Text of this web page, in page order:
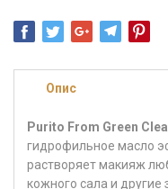
Опис
Purito From Green
гидрофильное масло
растворяет макияж
кожного сала и другие